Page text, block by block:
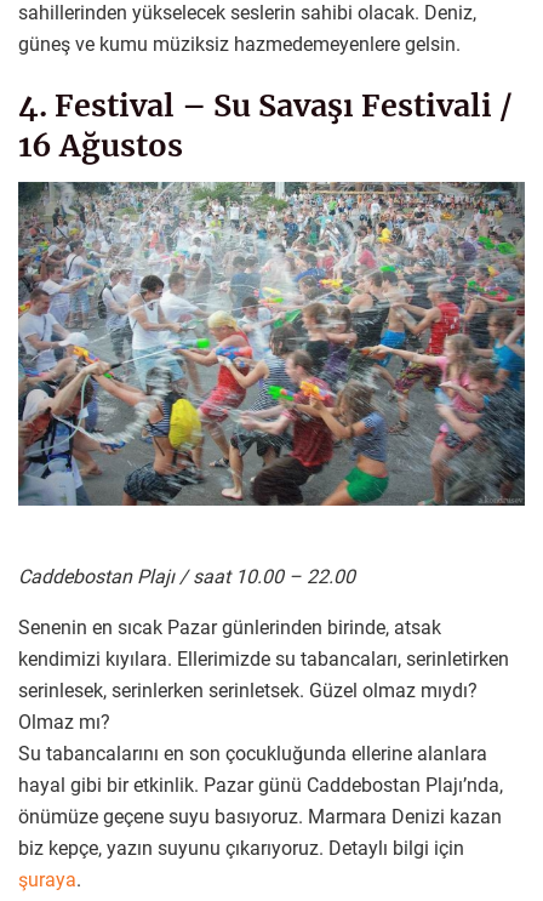
sahillerinden yükselecek seslerin sahibi olacak. Deniz,
güneş ve kumu müziksiz hazmedemeyenlere gelsin.
4. Festival – Su Savaşı Festivali /
16 Ağustos
Caddebostan Plajı / saat 10.00 – 22.00
Senenin en sıcak Pazar günlerinden birinde, atsak
kendimizi kıyılara. Ellerimizde su tabancaları, serinletirken
serinlesek, serinlerken serinletsek. Güzel olmaz mıydı?
Olmaz mı?
Su tabancalarını en son çocukluğunda ellerine alanlara
hayal gibi bir etkinlik. Pazar günü Caddebostan Plajı’nda,
önümüze geçene suyu basıyoruz. Marmara Denizi kazan
biz kepçe, yazın suyunu çıkarıyoruz. Detaylı bilgi için
şuraya.